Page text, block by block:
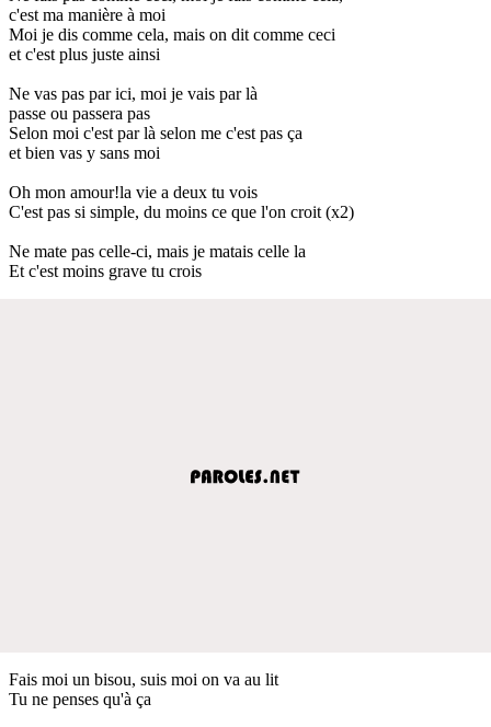
c'est ma manière à moi
Moi je dis comme cela, mais on dit comme ceci
et c'est plus juste ainsi
Ne vas pas par ici, moi je vais par là
passe ou passera pas
Selon moi c'est par là selon me c'est pas ça
et bien vas y sans moi
Oh mon amour!la vie a deux tu vois
C'est pas si simple, du moins ce que l'on croit (x2)
Ne mate pas celle-ci, mais je matais celle la
Et c'est moins grave tu crois
Fais moi un bisou, suis moi on va au lit
Tu ne penses qu'à ça